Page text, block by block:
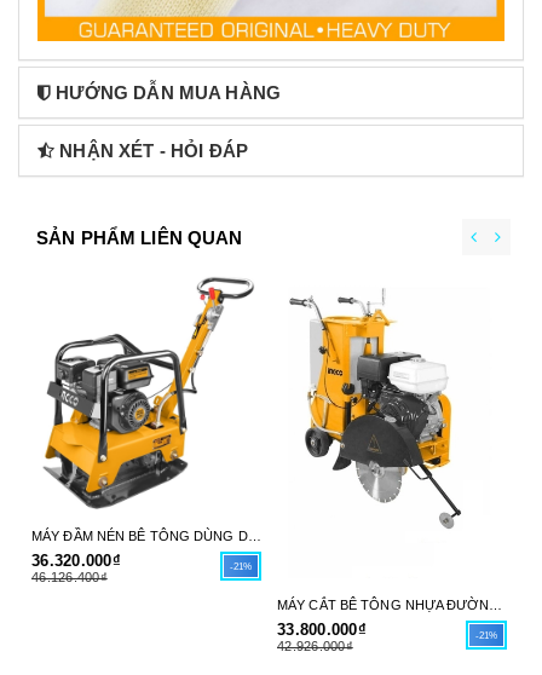
HƯỚNG DẪN MUA HÀNG
NHẬN XÉT - HỎI ĐÁP
SẢN PHẨM LIÊN QUAN
MÁY ĐẦM NÉN BÊ TÔNG DÙNG DẦU DIESEL 6HP (66X38CM) INGCO GCP125-4 - HÀNG CHÍNH HÃNG
36.320.000₫
46.126.400₫
-21%
33.800.000₫
42.926.000₫
-21%